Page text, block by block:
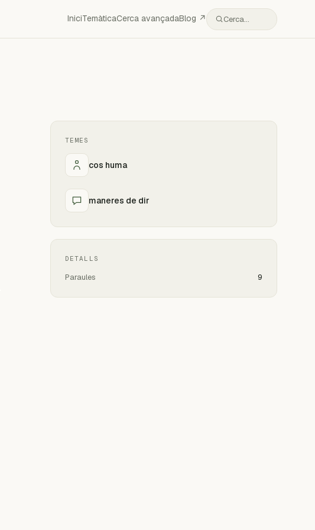
IniciTemàticaCerca avançadaBlog ↗ Cerca…
TEMES
cos huma
maneres de dir
DETALLS
Paraules 9